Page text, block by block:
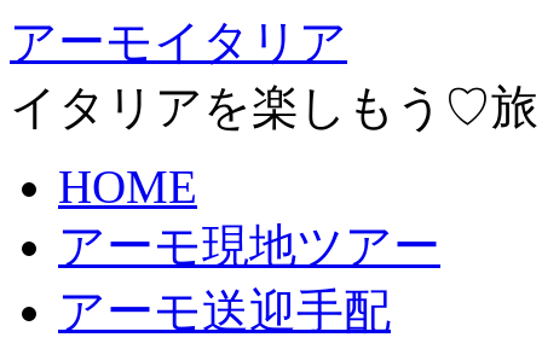
アーモイタリア
イタリアを楽しもう♡
HOME
アーモ現地ツアー
アーモ送迎手配